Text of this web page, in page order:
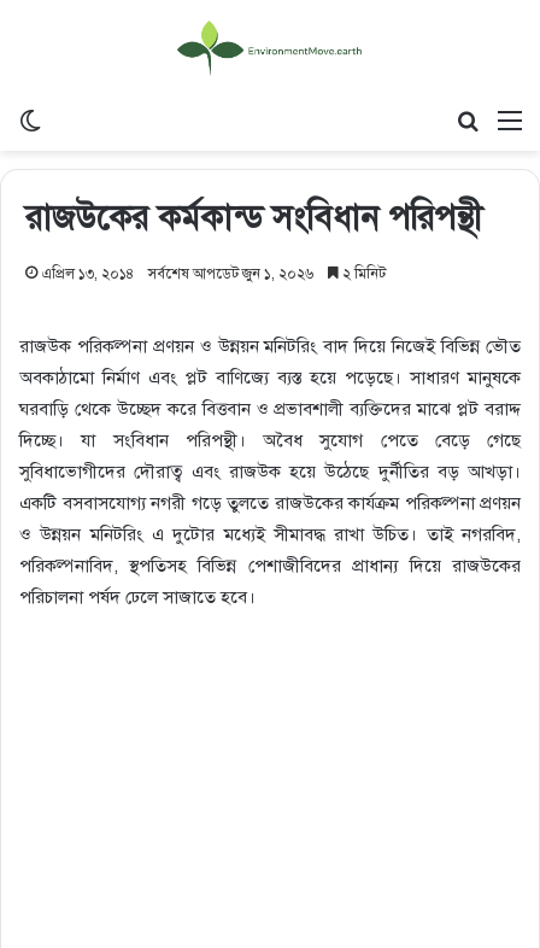
রাজউকের কর্মকান্ড সংবিধান পরিপন্থী
এপ্রিল ১৩, ২০১৪ সর্বশেষ আপডেট জুন ১, ২০২৬ ২ মিনিট
রাজউক পরিকল্পনা প্রণয়ন ও উন্নয়ন মনিটরিং বাদ দিয়ে নিজেই বিভিন্ন ভৌত
অবকাঠামো নির্মাণ এবং প্লট বাণিজ্যে ব্যস্ত হয়ে পড়েছে। সাধারণ মানুষকে
ঘরবাড়ি থেকে উচ্ছেদ করে বিত্তবান ও প্রভাবশালী ব্যক্তিদের মাঝে প্লট বরাদ্দ
দিচ্ছে। যা সংবিধান পরিপন্থী। অবৈধ সুযোগ পেতে বেড়ে গেছে
সুবিধাভোগীদের দৌরাত্ব এবং রাজউক হয়ে উঠেছে দুর্নীতির বড় আখড়া।
একটি বসবাসযোগ্য নগরী গড়ে তুলতে রাজউকের কার্যক্রম পরিকল্পনা প্রণয়ন
ও উন্নয়ন মনিটরিং এ দুটোর মধ্যেই সীমাবদ্ধ রাখা উচিত। তাই নগরবিদ,
পরিকল্পনাবিদ, স্থপতিসহ বিভিন্ন পেশাজীবিদের প্রাধান্য দিয়ে রাজউকের
পরিচালনা পর্ষদ ঢেলে সাজাতে হবে।